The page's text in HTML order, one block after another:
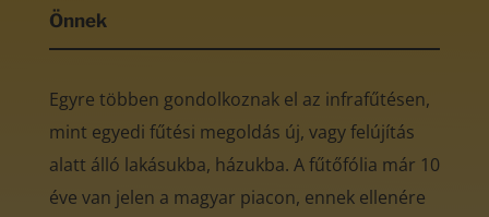
Önnek
Egyre többen gondolkoznak el az infrafűtésen,
mint egyedi fűtési megoldás új, vagy felújítás
alatt álló lakásukba, házukba. A fűtőfólia már 10
éve van jelen a magyar piacon, ennek ellenére